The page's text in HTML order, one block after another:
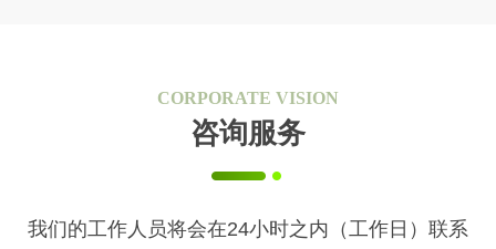
CORPORATE VISION
咨询服务
我们的工作人员将会在24小时之内（工作日）联系